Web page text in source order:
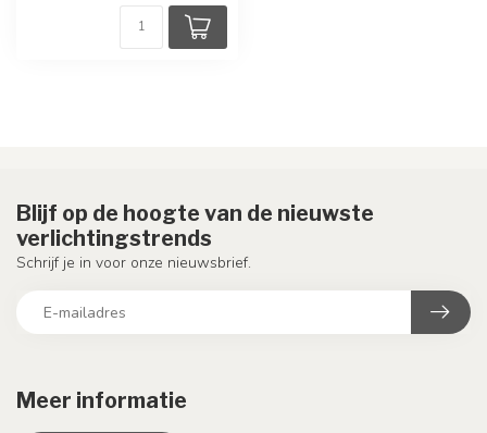
Meer informatie
Blijf op de hoogte van de nieuwste
verlichtingstrends
Schrijf je in voor onze nieuwsbrief.